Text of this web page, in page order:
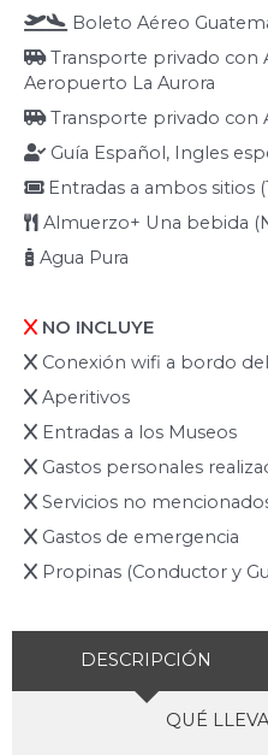
Boleto Aéreo
Transporte privado con
Aeropuerto La Aurora
Transporte privado con
Guía Español, Ingles
Entradas a ambos sitios
Almuerzo+ Una bebida
Agua Pura
NO INCLUYE
Conexión wifi a bordo
Aperitivos
Entradas a los Museos
Gastos personales
Servicios no
Gastos de emergencia
Propinas (Conductor y
DESCRIPCIÓN
QUÉ